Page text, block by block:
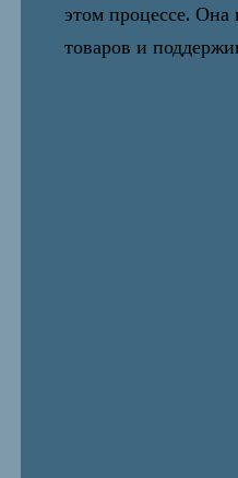
этом процессе. Она
товаров и